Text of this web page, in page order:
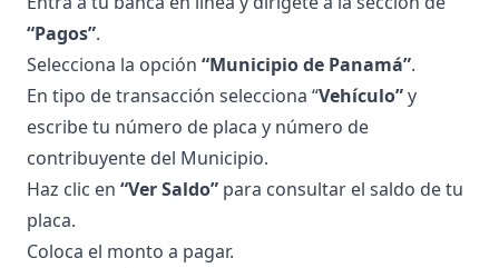
“Pagos”.
Selecciona la opción “Municipio de Panamá”.
En tipo de transacción selecciona “Vehículo”y
escribe tu número de placa y número de
contribuyente del Municipio.
Haz clic en “Ver Saldo” para consultar el saldo de tu
placa.
Coloca el monto a pagar.